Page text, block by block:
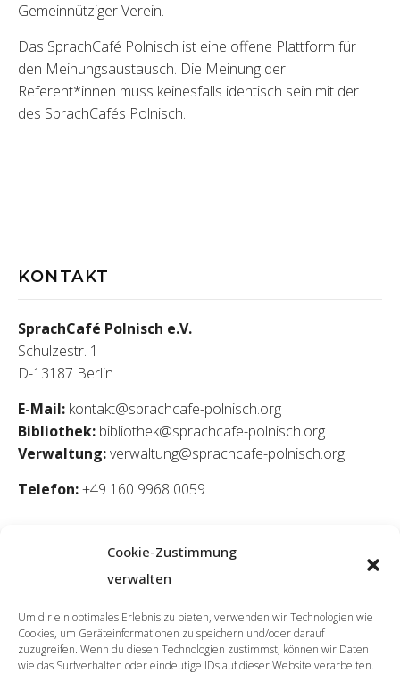
Cookie-Zustimmung
verwalten
Um dir ein optimales Erlebnis zu bieten, verwenden wir Technologien wie
Cookies, um Geräteinformationen zu speichern und/oder darauf
zuzugreifen. Wenn du diesen Technologien zustimmst, können wir Daten
wie das Surfverhalten oder eindeutige IDs auf dieser Website verarbeiten.
Gemeinnütziger Verein.
Das SprachCafé Polnisch ist eine offene Plattform für
den Meinungsaustausch. Die Meinung der
Referent*innen muss keinesfalls identisch sein mit der
des SprachCafés Polnisch.
KONTAKT
SprachCafé Polnisch e.V.
Schulzestr. 1
D-13187 Berlin
E-Mail: kontakt@sprachcafe-polnisch.org
Bibliothek: bibliothek@sprachcafe-polnisch.org
Verwaltung:verwaltung@sprachcafe-polnisch.org
Telefon:+49 160 9968 0059